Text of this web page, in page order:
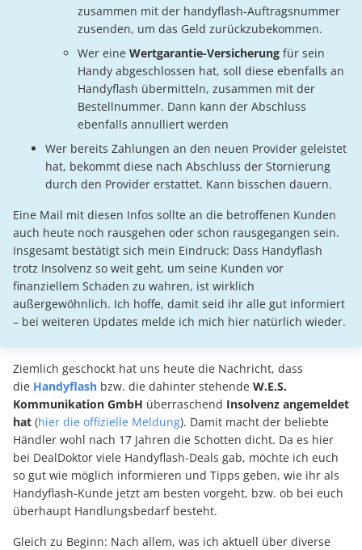
zusammen mit der handyflash-Auftragsnummer
zusenden, um das Geld zurückzubekommen.
Wer eine Wertgarantie-Versicherung für sein
Handy abgeschlossen hat, soll diese ebenfalls an
Handyflash übermitteln, zusammen mit der
Bestellnummer. Dann kann der Abschluss
ebenfalls annulliert werden
Wer bereits Zahlungen an den neuen Provider geleistet
hat, bekommt diese nach Abschluss der Stornierung
durch den Provider erstattet. Kann bisschen dauern.
Eine Mail mit diesen Infos sollte an die betroffenen Kunden
auch heute noch rausgehen oder schon rausgegangen sein.
Insgesamt bestätigt sich mein Eindruck: Dass Handyflash
trotz Insolvenz so weit geht, um seine Kunden vor
finanziellem Schaden zu wahren, ist wirklich
außergewöhnlich. Ich hoffe, damit seid ihr alle gut informiert
– bei weiteren Updates melde ich mich hier natürlich wieder.
Ziemlich geschockt hat uns heute die Nachricht, dass
die Handyflash bzw. die dahinter stehende W.E.S.
Kommunikation GmbH überraschend Insolvenz angemeldet
hat (hier die offizielle Meldung). Damit macht der beliebte
Händler wohl nach 17 Jahren die Schotten dicht. Da es hier
bei DealDoktor viele Handyflash-Deals gab, möchte ich euch
so gut wie möglich informieren und Tipps geben, wie ihr als
Handyflash-Kunde jetzt am besten vorgeht, bzw. ob bei euch
überhaupt Handlungsbedarf besteht.
Gleich zu Beginn: Nach allem, was ich aktuell über diverse